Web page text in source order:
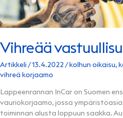
Vihreää
Artikkeli /13.4.2022 /kolhun oikaisu,
vihreä korjaamo
Lappeenrannan InCar on Suomen
vauriokorjaamo, jossa
toiminnan alusta loppuun saakka.